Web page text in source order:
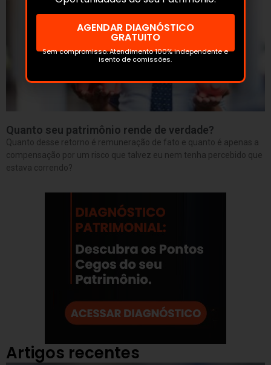
Quanto seu patrimônio rende de verdade?
Quanto desse retorno é remuneração de fato e quanto é apenas a
compensação por um risco que talvez eu nem tenha percebido que
estava correndo?
Artigos recentes
AGENDAR DIAGNÓSTICO
GRATUITO
Sem compromisso. Atendimento 100% independente e
isento de comissões.